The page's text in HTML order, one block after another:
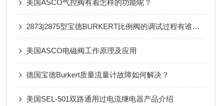
美国ASCO气控阀有着怎样的功能呢？
2873|2875型宝德BURKERT比例阀的调试过程有谁知道？
美国ASCO电磁阀工作原理及应用
德国宝德Burkert质量流量计故障如何解决？
美国SEL-501双路通用过电流继电器产品介绍